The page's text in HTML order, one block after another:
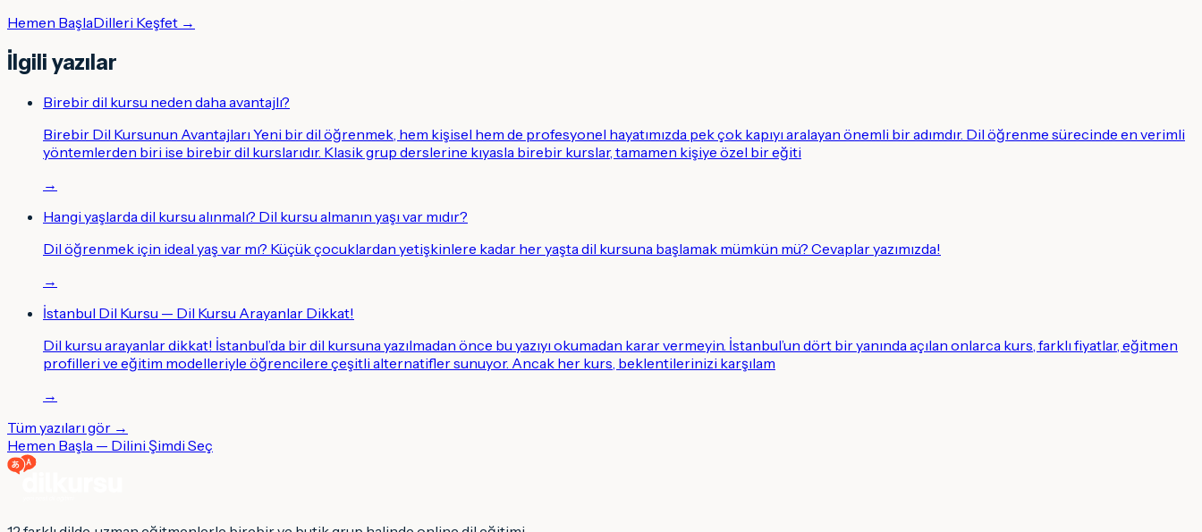
Hemen BaşlaDilleri Keşfet →
İlgili yazılar
Birebir dil kursu neden daha avantajlı?
Birebir Dil Kursunun Avantajları Yeni bir dil öğrenmek, hem kişisel hem de profesyonel hayatımızda pek çok kapıyı aralayan önemli bir adımdır. Dil öğrenme sürecinde en verimli
yöntemlerden biri ise birebir dil kurslarıdır. Klasik grup derslerine kıyasla birebir kurslar, tamamen kişiye özel bir eğiti
→
Hangi yaşlarda dil kursu alınmalı? Dil kursu almanın yaşı var mıdır?
Dil öğrenmek için ideal yaş var mı? Küçük çocuklardan yetişkinlere kadar her yaşta dil kursuna başlamak mümkün mü? Cevaplar yazımızda!
→
İstanbul Dil Kursu — Dil Kursu Arayanlar Dikkat!
Dil kursu arayanlar dikkat! İstanbul’da bir dil kursuna yazılmadan önce bu yazıyı okumadan karar vermeyin. İstanbul’un dört bir yanında açılan onlarca kurs, farklı fiyatlar, eğitmen
profilleri ve eğitim modelleriyle öğrencilere çeşitli alternatifler sunuyor. Ancak her kurs, beklentilerinizi karşılam
→
Tüm yazıları gör →
Hemen Başla — Dilini Şimdi Seç